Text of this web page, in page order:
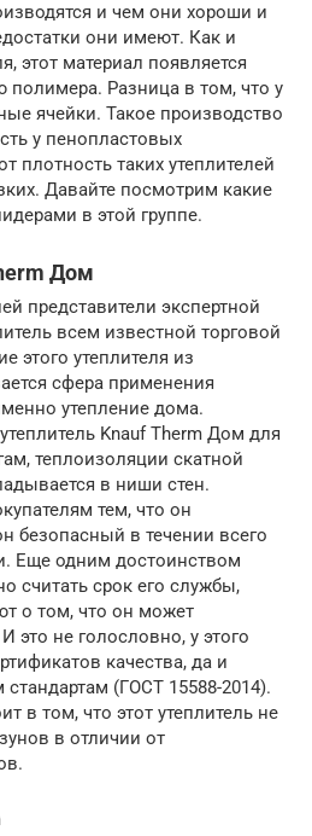
и чем они хороши и
они имеют. Как и
этот материал появляется
полимера. Разница в том, что у
ячейки. Такое производство
у пенопластовых
плотность таких утеплителей
Давайте посмотрим какие
в этой группе.
Дом
представители экспертной
всем известной торговой
этого утеплителя из
сфера применения
утепление дома.
Knauf Therm Дом для
теплоизоляции скатной
в ниши стен.
тем, что он
безопасный в течении всего
Еще одним достоинством
считать срок его службы,
о том, что он может
это не голословно, у этого
качества, да и
(ГОСТ 15588-2014).
в том, что этот утеплитель не
в отличии от